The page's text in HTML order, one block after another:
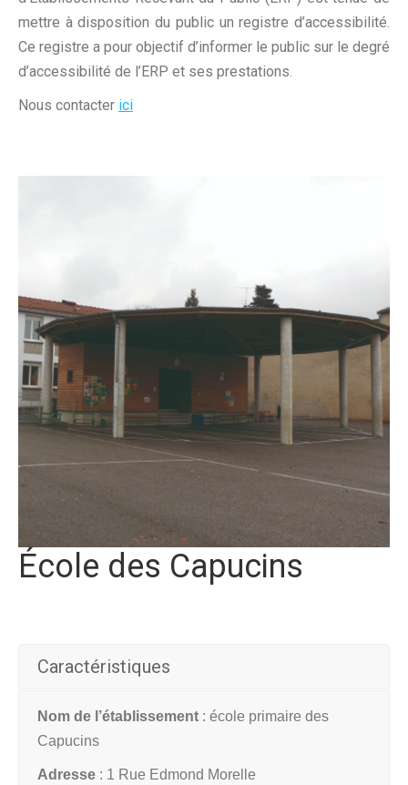
mettre à disposition du public un registre d’accessibilité.
Ce registre a pour objectif d’informer le public sur le degré
d’accessibilité de l’ERP et ses prestations.
Nous contacter ici
École des Capucins
Caractéristiques
Nom de l’établissement : école primaire des
Capucins
Adresse : 1 Rue Edmond Morelle